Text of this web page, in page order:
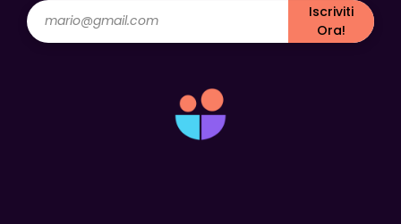
Iscriviti
Ora!